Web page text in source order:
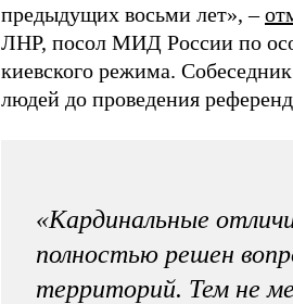
предыдущих восьми лет», –
ЛНР, посол МИД России по
киевского режима.
людей до проведения
«Кардинальные
полностью решен
территорий. Тем не